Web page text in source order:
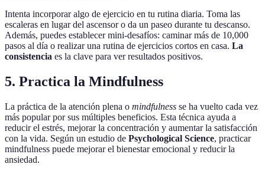
Intenta incorporar algo de ejercicio en tu rutina diaria. Toma las
escaleras en lugar del ascensor o da un paseo durante tu descanso.
Además, puedes establecer mini-desafíos: caminar más de 10,000
pasos al día o realizar una rutina de ejercicios cortos en casa. La
consistencia es la clave para ver resultados positivos.
5. Practica la Mindfulness
La práctica de la atención plena o mindfulness se ha vuelto cada vez
más popular por sus múltiples beneficios. Esta técnica ayuda a
reducir el estrés, mejorar la concentración y aumentar la satisfacción
con la vida. Según un estudio de Psychological Science, practicar
mindfulness puede mejorar el bienestar emocional y reducir la
ansiedad.